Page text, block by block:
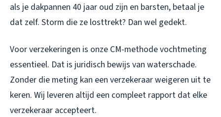
als je dakpannen 40 jaar oud zijn en barsten, betaal je
dat zelf. Storm die ze losttrekt? Dan wel gedekt.
Voor verzekeringen is onze CM-methode vochtmeting
essentieel. Dat is juridisch bewijs van waterschade.
Zonder die meting kan een verzekeraar weigeren uit te
keren. Wij leveren altijd een compleet rapport dat elke
verzekeraar accepteert.